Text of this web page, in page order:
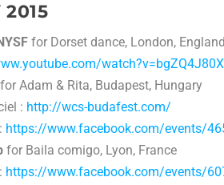
2015
for Dorset dance, London, England
for Adam & Rita, Budapest, Hungary
: http://wcs-budafest.com/
https://www.facebook.com/events/
for Baila comigo, Lyon, France
https://www.facebook.com/events/